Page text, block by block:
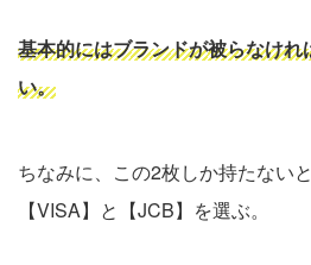
基本的にはブランドが被らなけれ
い。
ちなみに、この2枚しか持たない
【VISA】と【JCB】を選ぶ。